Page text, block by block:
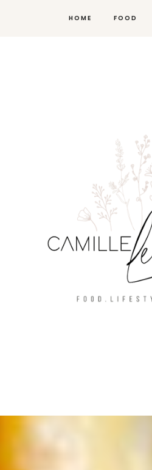
HOME FOOD